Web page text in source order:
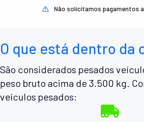
Não solicitamos pagamentos
O que está dentro da
São considerados pesados
peso bruto acima de 3.500 kg.
veículos pesados: